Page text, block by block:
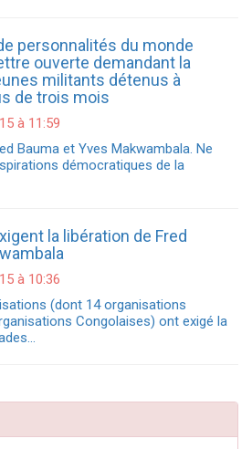
personnalités du monde
ouverte demandant la
militants détenus à
de trois mois
à 11:59
Bauma et Yves Makwambala. Ne
démocratiques de la
la libération de Fred
à 10:36
(dont 14 organisations
Congolaises) ont exigé la